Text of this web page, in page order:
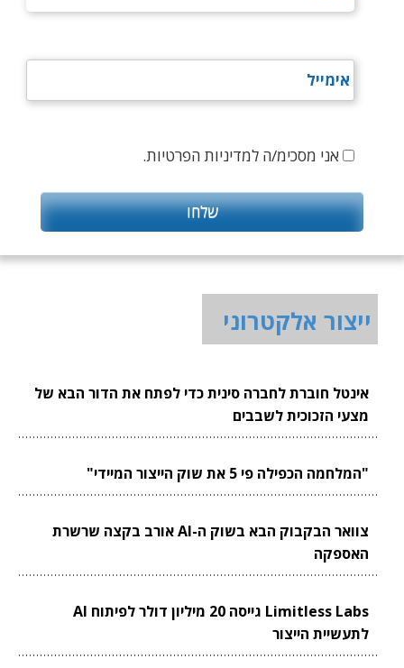
אני מסכימ/ה למדיניות הפרטיות.
ייצור אלקטרוני
אינטל חוברת לחברה סינית כדי לפתח את הדור הבא של
מצעי הזכוכית לשבבים
"המלחמה הכפילה פי 5 את שוק הייצור המיידי"
צוואר הבקבוק הבא בשוק ה-AI אורב בקצה שרשרת
האספקה
Limitless Labs גייסה 20 מיליון דולר לפיתוח AI
לתעשיית הייצור